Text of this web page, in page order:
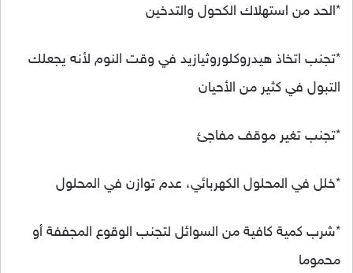
*الحد من استهلاك الكحول والتدخين
*تجنب اتخاذ هيدروكلوروثيازيد في وقت النوم لأنه يجعلك
التبول في كثير من الأحيان
*تجنب تغير موقف مفاجئ
*خلل في المحلول الكهربائي، عدم توازن في المحلول
*شرب كمية كافية من السوائل لتجنب الوقوع المجففة أو
محموما